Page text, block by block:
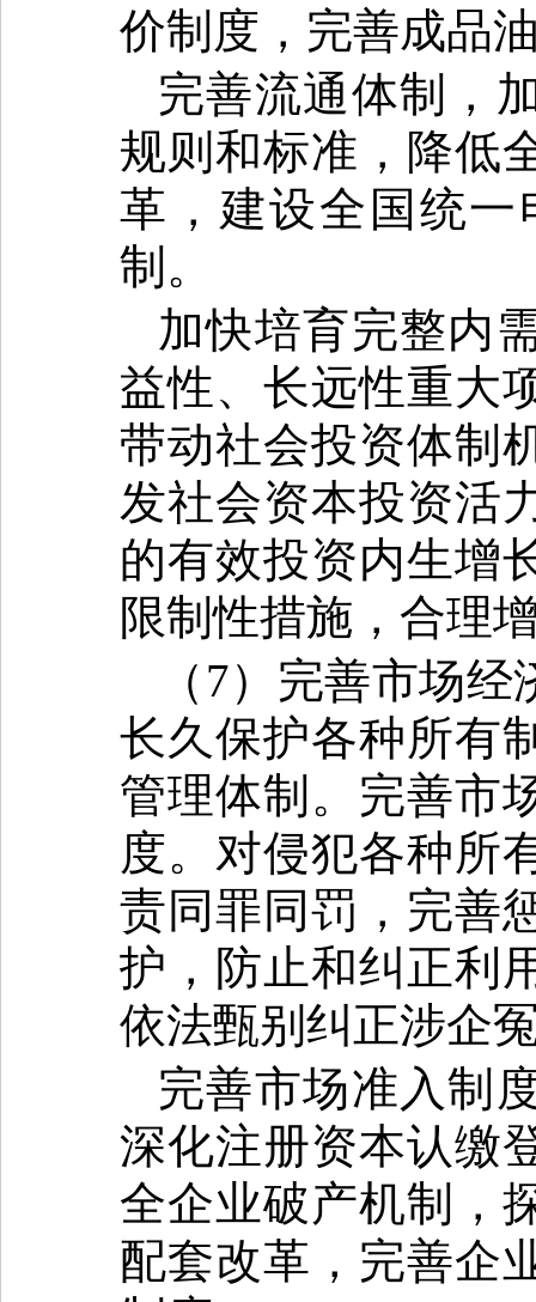
价制度，完善成品
完善流通体制，
规则和标准，降低
革，建设全国统
制。
加快培育完整内
益性、长远性重大
带动社会投资体制
发社会资本投资活
的有效投资内生增
限制性措施，合理
（7）完善市场
长久保护各种所有
管理体制。完善市
度。对侵犯各种所
责同罪同罚，完善
护，防止和纠正利
依法甄别纠正涉企
完善市场准入制
深化注册资本认缴
全企业破产机制，
配套改革，完善企